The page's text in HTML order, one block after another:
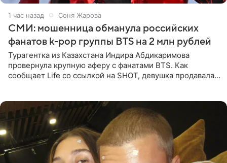
1 час назад Соня Жарова
СМИ: мошенница обманула российских
фанатов k-pop группы BTS на 2 млн рублей
Турагентка из Казахстана Индира Абдикаримова
провернула крупную аферу с фанатами BTS. Как
сообщает Life со ссылкой на SHOT, девушка продавала